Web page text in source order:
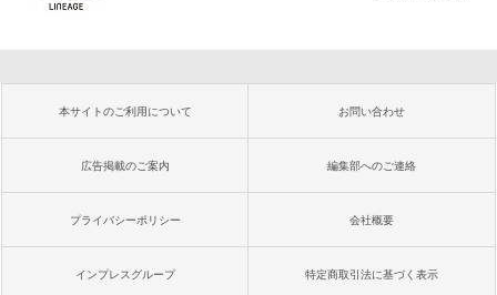
本サイトのご利用について お問い合わせ
広告掲載のご案内 編集部へのご連絡
プライバシーポリシー 会社概要
インプレスグループ 特定商取引法に基づく表示